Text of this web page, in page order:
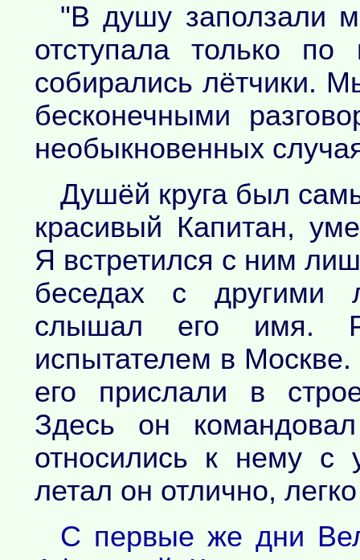
"В душу заползали
отступала только
собирались лётчики.
бесконечными
необыкновенных
Душёй круга был
красивый Капитан,
Я встретился с ним
беседах с другими
слышал его имя.
испытателем в
его прислали в
Здесь он
относились к нему
летал он отлично,
С первые же дни